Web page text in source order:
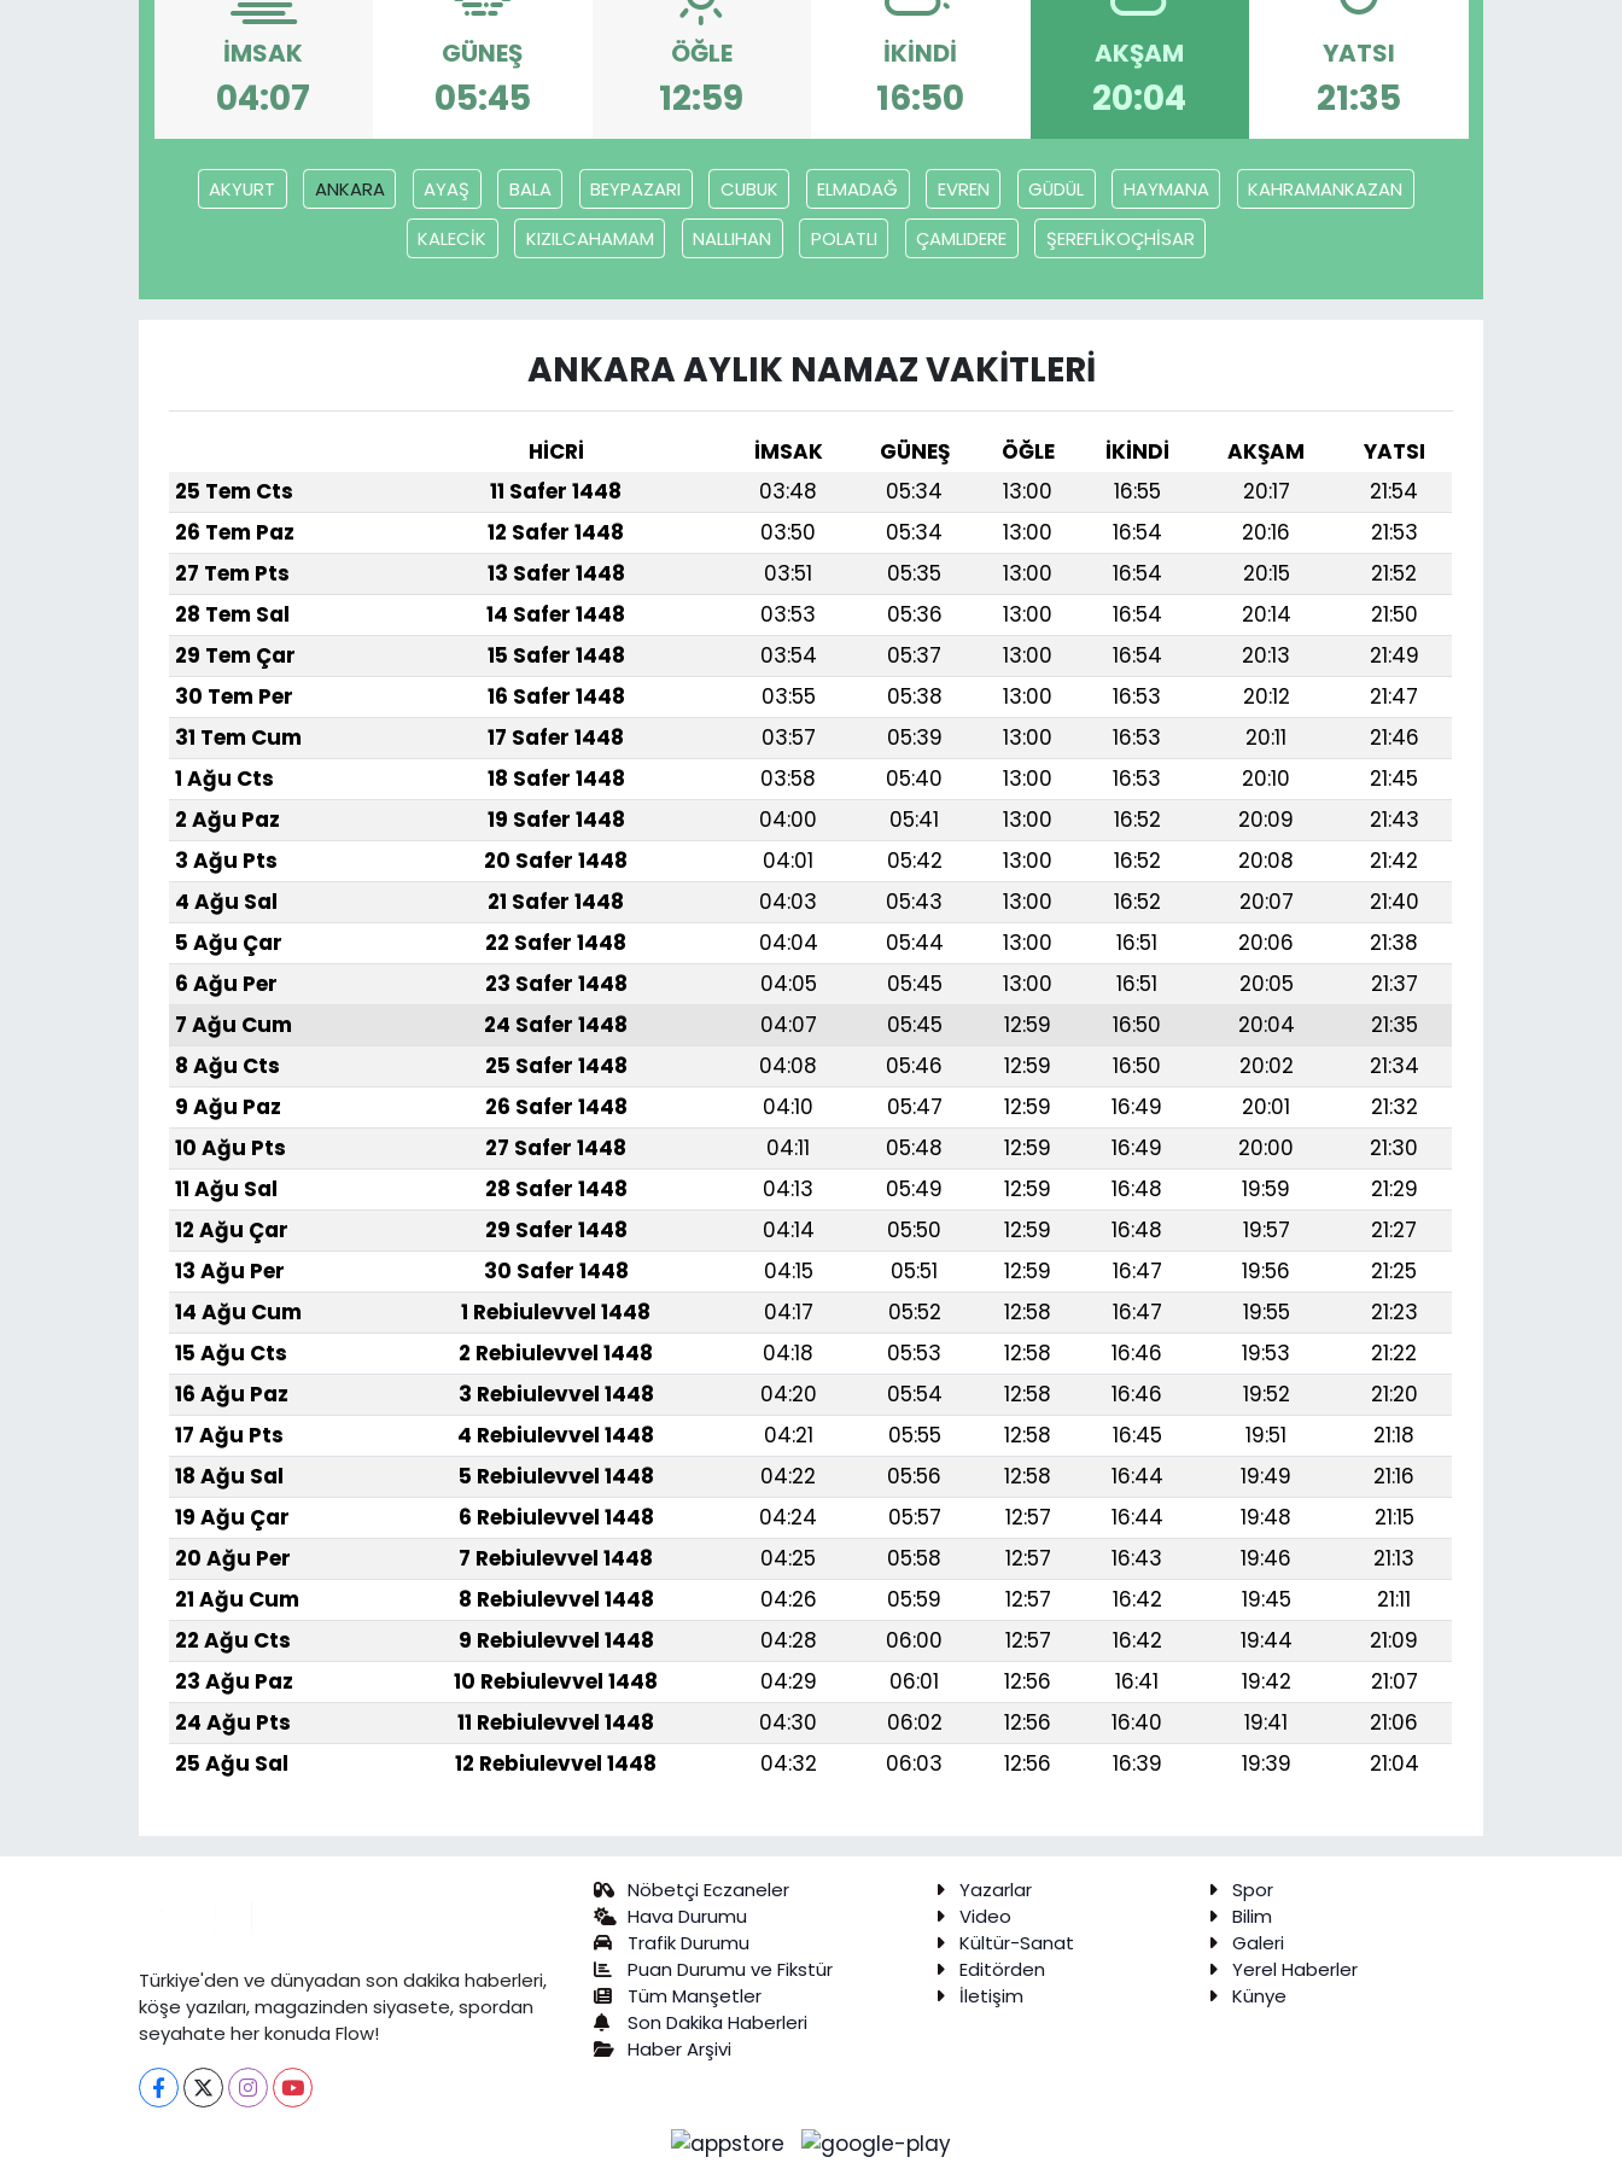
İMSAK
04:07
GÜNEŞ
05:45
ÖĞLE
12:59
İKINDI
16:50
AKŞAM
20:04
YATSI
21:35
AKYURT ANKARA AYAŞ BALA BEYPAZARI CUBUK ELMADAĞ EVREN GÜDÜL HAYMANA
KAHRAMANKAZAN
KALECİK
KIZILCAHAMAM NALLIHAN POLATLI ÇAMLIDERE ŞEREFLİKOÇHİSAR
ANKARA AYLIK NAMAZ VAKITLERI
HİCRİ İMSAK GÜNEŞ ÖĞLE İKINDI AKŞAM
YATSI
25 Tem Cts
11 Safer 1448 03:48 05:34 13:00 16:55 20:17
21:54
26 Tem Paz
12 Safer 1448 03:50 05:34 13:00 16:54 20:16
21:53
27 Tem Pts
13 Safer 1448 03:51 05:35 13:00 16:54 20:15
21:52
28 Tem Sal
14 Safer 1448 03:53 05:36 13:00 16:54 20:14
21:50
29 Tem Çar
15 Safer 1448 03:54 05:37 13:00 16:54 20:13
21:49
30 Tem Per
16 Safer 1448 03:55 05:38 13:00 16:53 20:12
21:47
31 Tem Cum
17 Safer 1448 03:57 05:39 13:00 16:53 20:11
21:46
1 Ağu Cts
18 Safer 1448 03:58 05:40 13:00 16:53 20:10
21:45
2 Ağu Paz
19 Safer 1448 04:00 05:41 13:00 16:52 20:09
21:43
3 Ağu Pts
20 Safer 1448 04:01 05:42 13:00 16:52 20:08
21:42
4 Ağu Sal
21 Safer 1448 04:03 05:43 13:00 16:52 20:07
21:40
5 Ağu Çar
22 Safer 1448 04:04 05:44 13:00 16:51 20:06
21:38
6 Ağu Per
23 Safer 1448 04:05 05:45 13:00 16:51 20:05
21:37
7 Ağu Cum
24 Safer 1448 04:07 05:45 12:59 16:50 20:04
21:35
8 Ağu Cts
25 Safer 1448 04:08 05:46 12:59 16:50 20:02
21:34
9 Ağu Paz
26 Safer 1448 04:10 05:47 12:59 16:49 20:01
21:32
10 Ağu Pts
27 Safer 1448 04:11 05:48 12:59 16:49 20:00
21:30
11 Ağu Sal
28 Safer 1448 04:13 05:49 12:59 16:48 19:59
21:29
12 Ağu Çar
29 Safer 1448 04:14 05:50 12:59 16:48 19:57
21:27
13 Ağu Per
30 Safer 1448 04:15 05:51 12:59 16:47 19:56
21:25
14 Ağu Cum
1 Rebiulevvel 1448 04:17 05:52 12:58 16:47 19:55
21:23
15 Ağu Cts
2 Rebiulevvel 1448 04:18 05:53 12:58 16:46 19:53
21:22
16 Ağu Paz
3 Rebiulevvel 1448 04:20 05:54 12:58 16:46 19:52
21:20
17 Ağu Pts
4 Rebiulevvel 1448 04:21 05:55 12:58 16:45 19:51
21:18
18 Ağu Sal
5 Rebiulevvel 1448 04:22 05:56 12:58 16:44 19:49
21:16
19 Ağu Çar
6 Rebiulevvel 1448 04:24 05:57 12:57 16:44 19:48
21:15
20 Ağu Per
7 Rebiulevvel 1448 04:25 05:58 12:57 16:43 19:46
21:13
21 Ağu Cum
8 Rebiulevvel 1448 04:26 05:59 12:57 16:42 19:45
21:11
22 Ağu Cts
9 Rebiulevvel 1448 04:28 06:00 12:57 16:42 19:44
21:09
23 Ağu Paz
10 Rebiulevvel 1448 04:29 06:01 12:56 16:41 19:42
21:07
24 Ağu Pts
11 Rebiulevvel 1448 04:30 06:02 12:56 16:40 19:41
21:06
25 Ağu Sal
12 Rebiulevvel 1448 04:32 06:03 12:56 16:39 19:39 21:04
Türkiye'den ve dünyadan son dakika haberleri,
köşe yazıları, magazinden siyasete, spordan
seyahate her konuda Flow!
Nöbetçi Eczaneler
Hava Durumu
Trafik Durumu
Puan Durumu ve Fikstür
Tüm Manşetler
Son Dakika Haberleri
Haber Arşivi
Yazarlar
Spor
Video
Bilim
Kültür-Sanat
Galeri
Editörden
Yerel Haberler
İletişim
Künye